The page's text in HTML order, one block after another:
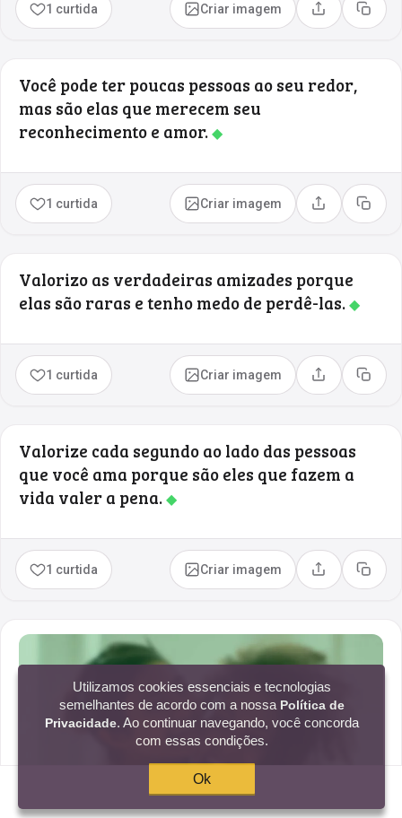
1 curtida Criar imagem Compartilhar
Copiar
Você pode ter poucas pessoas ao seu redor,
mas são elas que merecem seu
reconhecimento e amor.◆
1 curtida Criar imagem Compartilhar
Copiar
Valorizo as verdadeiras amizades porque
elas são raras e tenho medo de perdê-las.◆
1 curtida Criar imagem Compartilhar
Copiar
Valorize cada segundo ao lado das pessoas
que você ama porque são eles que fazem a
vida valer a pena.◆
1 curtida Criar imagem Compartilhar
Copiar
Utilizamos cookies essenciais e tecnologias
semelhantes de acordo com a nossa Política de
Privacidade. Ao continuar navegando, você concorda
com essas condições.
Ok